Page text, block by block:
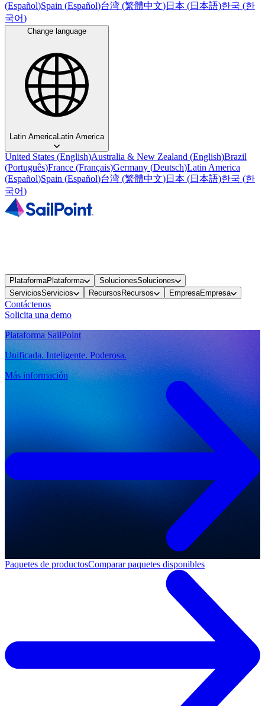
(Español)Spain (Español)台湾 (繁體中文)日本 (日本語)한국 (한
국어)
Change language
Latin AmericaLatin America
United States (English)Australia & New Zealand (English)Brazil
(Português)France (Français)Germany (Deutsch)Latin America
(Español)Spain (Español)台湾 (繁體中文)日本 (日本語)한국 (한
국어)
PlataformaPlataforma SolucionesSoluciones
ServiciosServicios Recursos Recursos EmpresaEmpresa
Contáctenos
Solicita una demo
Plataforma SailPoint
Unificada. Inteligente. Poderosa.
Más información
Paquetes de productosComparar paquetes disponibles